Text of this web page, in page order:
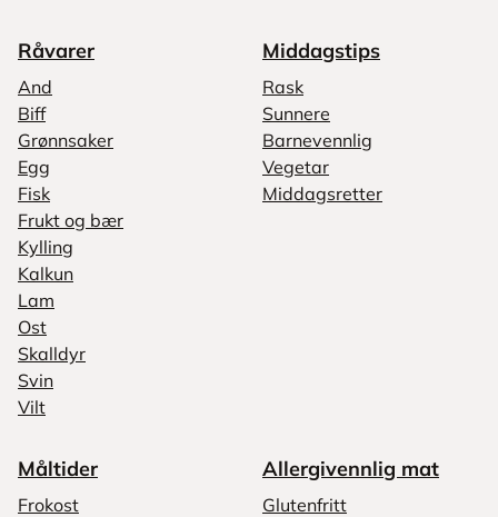
Råvarer
And
Biff
Grønnsaker
Egg
Fisk
Frukt og bær
Kylling
Kalkun
Lam
Ost
Skalldyr
Svin
Vilt
Middagstips
Rask
Sunnere
Barnevennlig
Vegetar
Middagsretter
Måltider
Frokost
Allergivennlig mat
Glutenfritt